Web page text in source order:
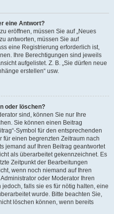
eine Antwort?
eröffnen, müssen Sie auf „Neues
antworten, müssen Sie auf
eine Registrierung erforderlich ist,
Ihre Berechtigungen sind jeweils
aufgelistet. Z. B. „Sie dürfen neue
erstellen“ usw.
oder löschen?
sind, können Sie nur Ihre
Sie können einen Beitrag
Symbol für den entsprechenden
für einen begrenzten Zeitraum nach
jemand auf Ihren Beitrag geantwortet
als überarbeitet gekennzeichnet. Es
Zeitpunkt der Bearbeitungen
wenn noch niemand auf Ihren
oder Moderator Ihren
falls sie es für nötig halten, eine
wurde. Bitte beachten Sie,
löschen können, wenn bereits